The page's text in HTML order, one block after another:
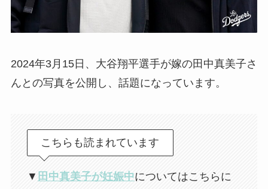
2024年3月15日、大谷翔平選手が嫁の田中真美子さ
んとの写真を公開し、話題になっています。
こちらも読まれています
▼ 田中真美子が妊娠中についてはこちらに